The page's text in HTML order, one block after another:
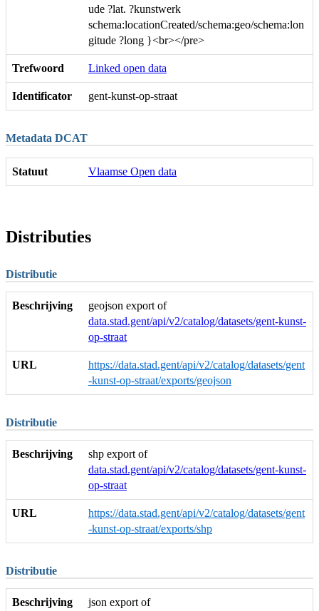
ude ?lat. ?kunstwerk
schema:locationCreated/schema:geo/schema:lon
gitude ?long }<br></pre>
Trefwoord Linked open data
Identificator gent-kunst-op-straat
Metadata DCAT
Statuut Vlaamse Open data
Distributies
Distributie
Beschrijving
geojson export of
data.stad.gent/api/v2/catalog/datasets/gent-kunst-
op-straat
URL
https://data.stad.gent/api/v2/catalog/datasets/gent
-kunst-op-straat/exports/geojson
Distributie
Beschrijving
shp export of
data.stad.gent/api/v2/catalog/datasets/gent-kunst-
op-straat
URL
https://data.stad.gent/api/v2/catalog/datasets/gent
-kunst-op-straat/exports/shp
Distributie
Beschrijving
json export of